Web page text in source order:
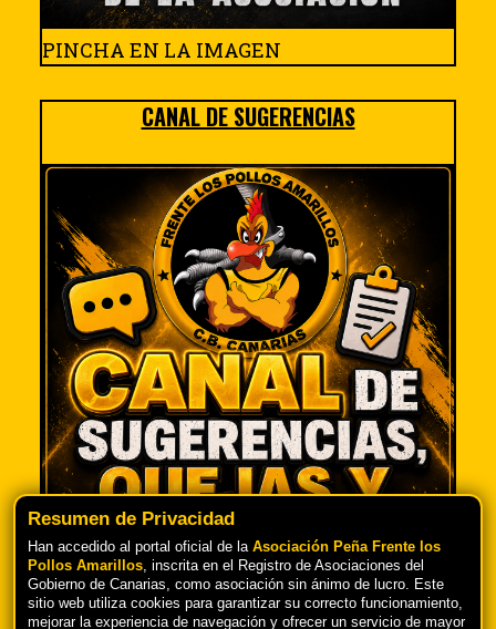
PINCHA EN LA IMAGEN
CANAL DE SUGERENCIAS
TU OPINIÓN ES IMPORTANTE PARA
Resumen de Privacidad
Han accedido al portal oficial de la Asociación Peña Frente los
Pollos Amarillos, inscrita en el Registro de Asociaciones del
Gobierno de Canarias, como asociación sin ánimo de lucro. Este
sitio web utiliza cookies para garantizar su correcto funcionamiento,
mejorar la experiencia de navegación y ofrecer un servicio de mayor